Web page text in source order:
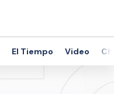
El Tiempo Video